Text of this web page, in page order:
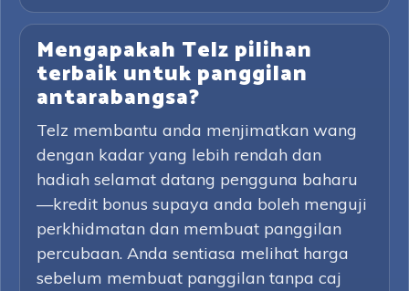
Mengapakah Telz pilihan
terbaik untuk panggilan
antarabangsa?
Telz membantu anda menjimatkan wang
dengan kadar yang lebih rendah dan
hadiah selamat datang pengguna baharu
—kredit bonus supaya anda boleh menguji
perkhidmatan dan membuat panggilan
percubaan. Anda sentiasa melihat harga
sebelum membuat panggilan tanpa caj